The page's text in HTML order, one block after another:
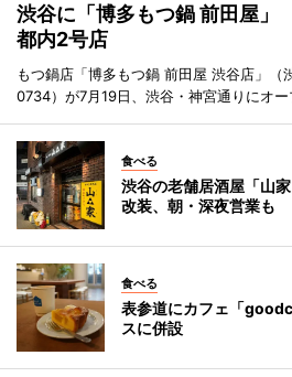
渋谷に「博多もつ鍋 前田屋
都内2号店
もつ鍋店「博多もつ鍋 前田屋 渋谷店」
0734）が7月19日、渋谷・神宮通りにオー
食べる
渋谷の老舗居酒屋「山
改装、朝・深夜営業も
食べる
表参道にカフェ「
スに併設